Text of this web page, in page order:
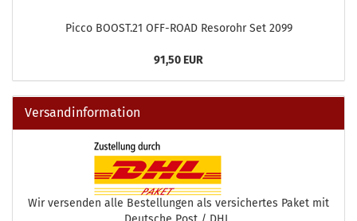
Picco BOOST.21 OFF-ROAD Resorohr Set 2099
91,50 EUR
Versandinformation
Wir versenden alle Bestellungen als versichertes Paket mit